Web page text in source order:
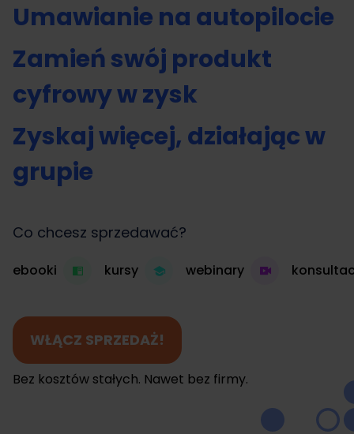
Umawianie na autopilocie
Zamień swój produkt
cyfrowy w zysk
Zyskaj więcej, działając w
grupie
Co chcesz sprzedawać?
ebooki kursy webinary
WŁĄCZ SPRZEDAŻ!
Bez kosztów stałych. Nawet bez firmy.